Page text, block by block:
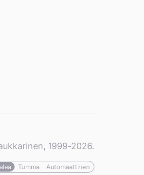
1999-2026.
Tumma Automaattinen